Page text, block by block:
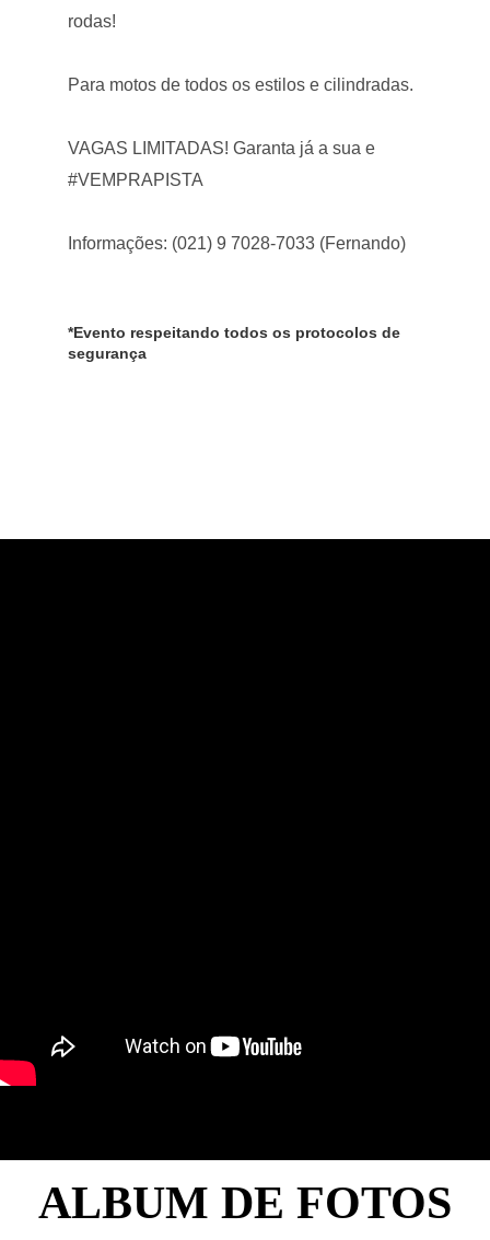
rodas!
Para motos de todos os estilos e cilindradas.
VAGAS LIMITADAS! Garanta já a sua e
#VEMPRAPISTA
Informações: (021) 9 7028-7033 (Fernando)
*Evento respeitando todos os protocolos de
segurança
ALBUM DE FOTOS